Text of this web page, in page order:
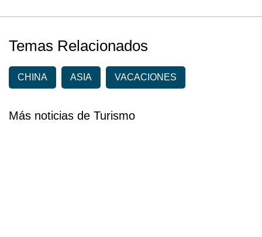
Temas Relacionados
CHINA ASIA VACACIONES
Más noticias de Turismo